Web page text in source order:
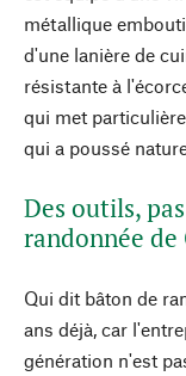
métallique
d'une lanière de
résistante à
qui met
qui a poussé
Des outils,
randonnée de
Qui dit bâton de
ans déjà, car
génération n'est